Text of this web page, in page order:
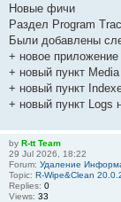
Новые фичи
Раздел Program
Были добавлены
+ новое
+ новый пункт
+ новый пункт
+ новый пункт Logs
by R-tt Team
29 Jul 2026, 18:22
Forum: Удаление
Topic: R-Wipe&Clean
Replies: 0
Views: 33